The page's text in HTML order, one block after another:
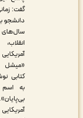
گفت: زمانی که من
دانشجو بودم، در
سال‌های قبل از
انقلاب، یک
آمریکایی به نام
«میشل کلر»
کتابی نوشته بود
به اسم «جنگ
بی‌پایان». این فرد
آمریکایی در این